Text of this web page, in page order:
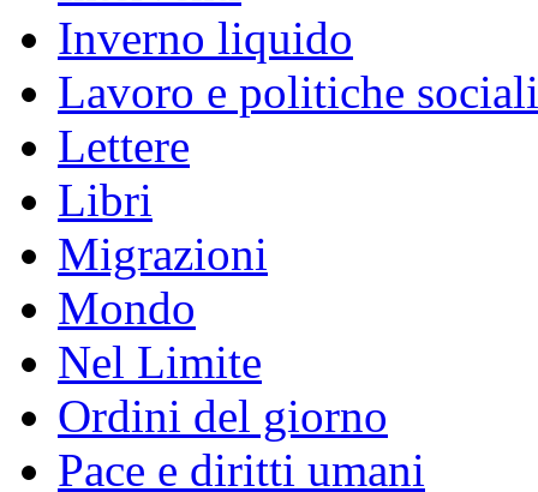
Inverno liquido
Lavoro e politiche sociali
Lettere
Libri
Migrazioni
Mondo
Nel Limite
Ordini del giorno
Pace e diritti umani